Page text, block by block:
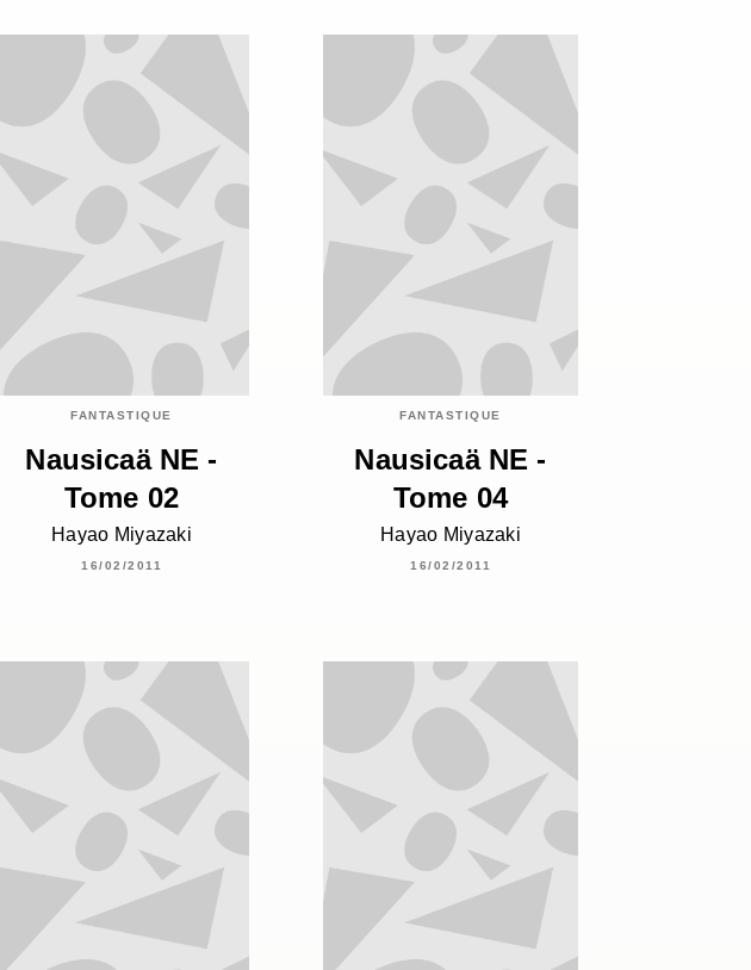
FANTASTIQUE
Nausicaä NE -
Tome 02
Hayao Miyazaki
16/02/2011
FANTASTIQUE
Nausicaä NE -
Tome 04
Hayao Miyazaki
16/02/2011